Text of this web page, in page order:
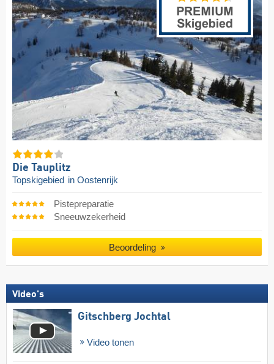
Die Tauplitz
Topskigebied in Oostenrijk
Pistepreparatie
Sneeuwzekerheid
Beoordeling
Video's
Gitschberg Jochtal
Video tonen